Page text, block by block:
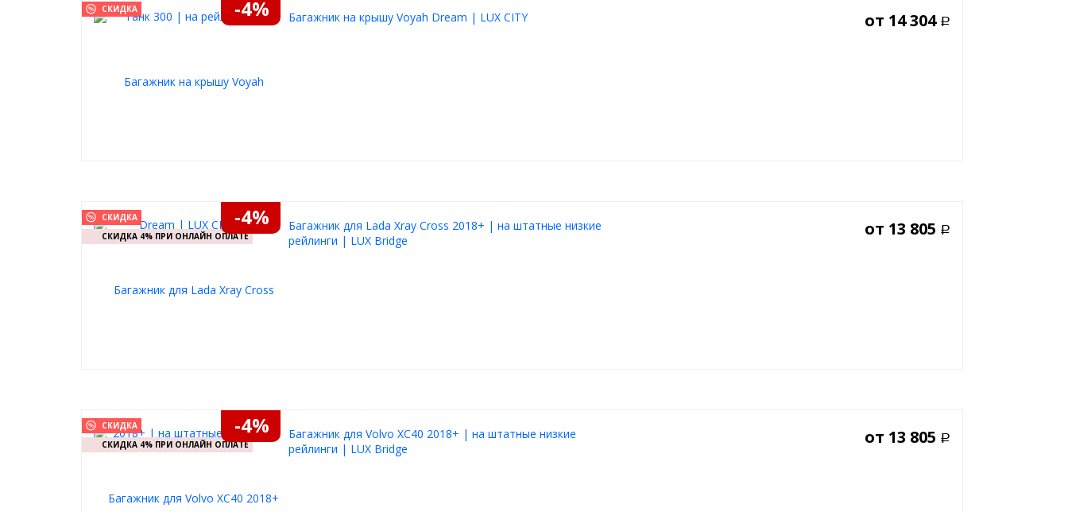
СКИДКА -4% Багажник на крышу Voyah Dream | LUX CITY от 14 304 Р
СКИДКА
СКИДКА 4% ПРИ ОНЛАЙН ОПЛАТЕ
-4%
Багажник для Lada Xray Cross 2018+ | на штатные низкие
рейлинги | LUX Bridge
от 13 805 Р
СКИДКА
СКИДКА 4% ПРИ ОНЛАЙН ОПЛАТЕ
-4%
Багажник для Volvo XC40 2018+ | на штатные низкие
рейлинги | LUX Bridge
от 13 805 Р